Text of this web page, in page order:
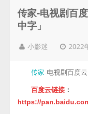
传家-电视剧百
中字」
小影迷 2022
传家-电视剧百度
百度云链接 ：
https://